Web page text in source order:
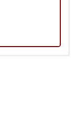
、使用料が激安で